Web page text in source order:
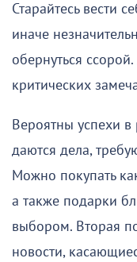
Старайтесь вести
иначе
обернуться
критических
Вероятны успехи
даются дела,
Можно покупать
а также подарки
выбором. Вторая
новости,